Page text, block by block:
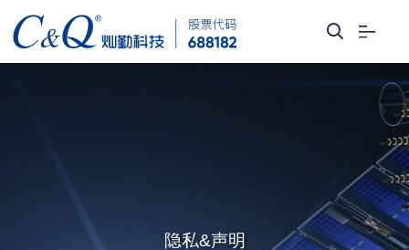
隐私&声明